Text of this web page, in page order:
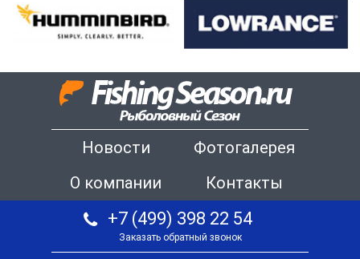
Новости
Фотогалерея
О компании
Контакты
+7 (499) 398 22 54
Заказать обратный звонок